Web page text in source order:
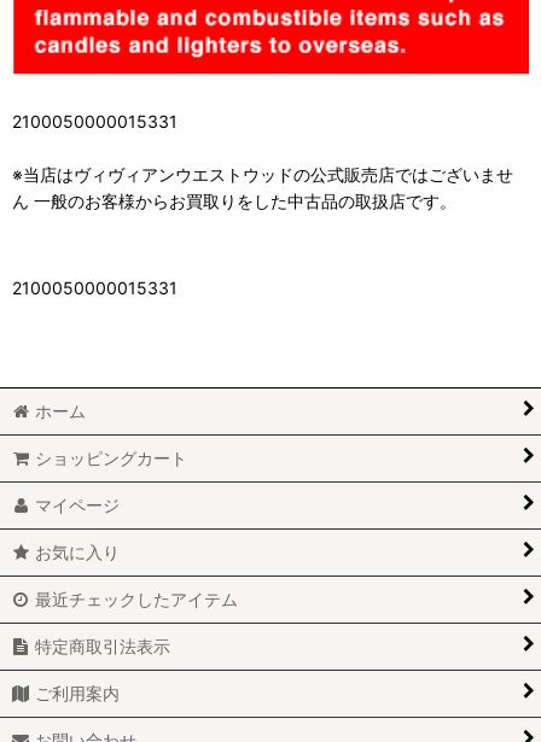
2100050000015331
※当店はヴィヴィアンウエストウッドの公式販売店ではございませ
ん 一般のお客様からお買取りをした中古品の取扱店です。
2100050000015331
ホーム
ショッピングカート
マイページ
お気に入り
最近チェックしたアイテム
特定商取引法表示
ご利用案内